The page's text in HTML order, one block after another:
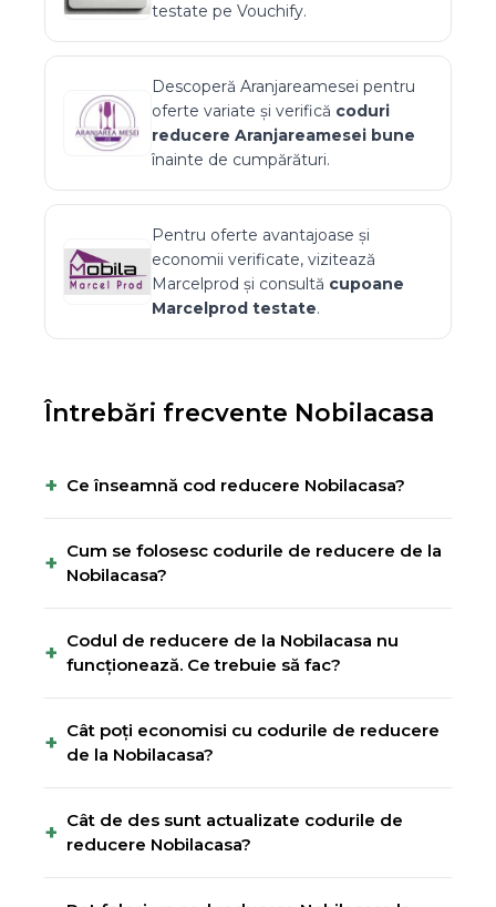
testate pe Vouchify.
Descoperă Aranjareamesei pentru
oferte variate și verifică coduri
reducere Aranjareamesei bune
înainte de cumpărături.
Pentru oferte avantajoase și
economii verificate, vizitează
Marcelprod și consultă cupoane
Marcelprod testate.
Întrebări frecvente Nobilacasa
+ Ce înseamnă cod reducere Nobilacasa?
+ Cum se folosesc codurile de reducere de la
Nobilacasa?
+ Codul de reducere de la Nobilacasa nu
funcționează. Ce trebuie să fac?
+ Cât poți economisi cu codurile de reducere
de la Nobilacasa?
+ Cât de des sunt actualizate codurile de
reducere Nobilacasa?